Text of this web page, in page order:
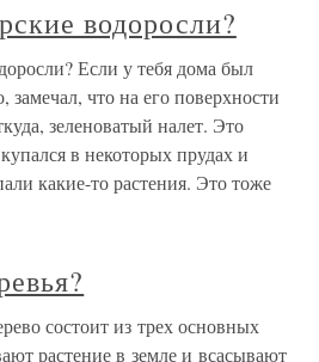
водоросли?
Если у тебя дома был
замечал, что на его поверхности
зеленоватый налет. Это
в некоторых прудах и
какие-то растения. Это тоже
состоит из трех основных
растение в земле и всасывают